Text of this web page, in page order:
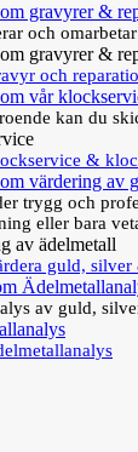
gravyrer &
och
gravyrer &
och
vår
kan du
&
värdering av
trygg och
eller bara
av ädelmetall
guld, silver
av guld,